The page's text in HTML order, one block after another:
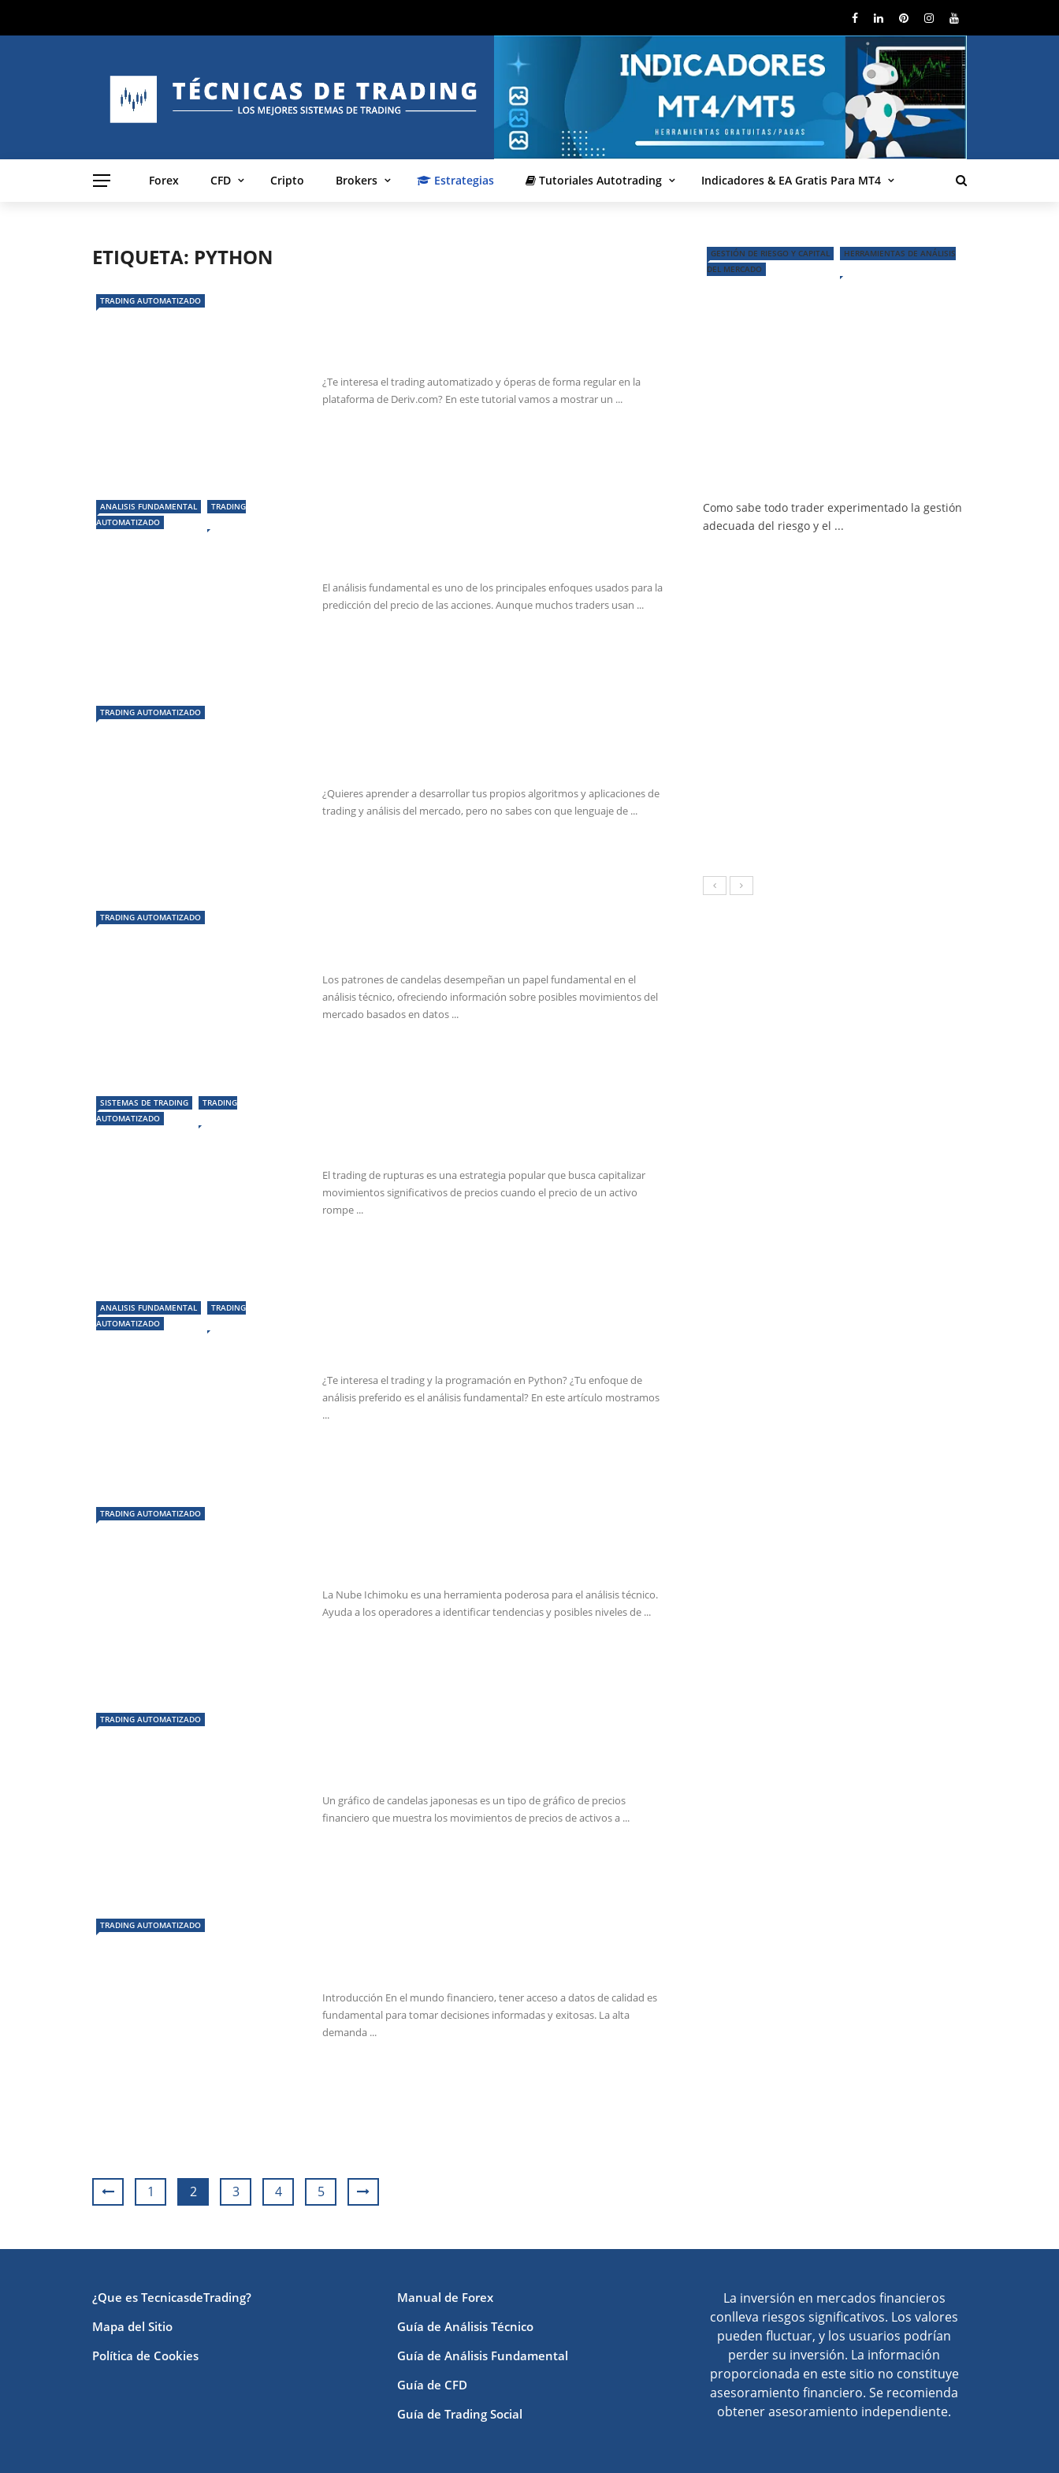
Forex CFD Cripto Brokers Estrategias Tutoriales Autotrading Indicadores & EA Gratis Para MT4
ETIQUETA: PYTHON
TRADING AUTOMATIZADO
¿Te interesa el trading automatizado y óperas de forma regular en la
plataforma de Deriv.com? En este tutorial vamos a mostrar un ...
ANALISIS FUNDAMENTAL
TRADING
AUTOMATIZADO
El análisis fundamental es uno de los principales enfoques usados para la
predicción del precio de las acciones. Aunque muchos traders usan ...
TRADING AUTOMATIZADO
¿Quieres aprender a desarrollar tus propios algoritmos y aplicaciones de
trading y análisis del mercado, pero no sabes con que lenguaje de ...
TRADING AUTOMATIZADO
Los patrones de candelas desempeñan un papel fundamental en el
análisis técnico, ofreciendo información sobre posibles movimientos del
mercado basados en datos ...
SISTEMAS DE TRADING
TRADING
AUTOMATIZADO
El trading de rupturas es una estrategia popular que busca capitalizar
movimientos significativos de precios cuando el precio de un activo
rompe ...
ANALISIS FUNDAMENTAL
TRADING
AUTOMATIZADO
¿Te interesa el trading y la programación en Python? ¿Tu enfoque de
análisis preferido es el análisis fundamental? En este artículo mostramos
...
TRADING AUTOMATIZADO
La Nube Ichimoku es una herramienta poderosa para el análisis técnico.
Ayuda a los operadores a identificar tendencias y posibles niveles de ...
TRADING AUTOMATIZADO
Un gráfico de candelas japonesas es un tipo de gráfico de precios
financiero que muestra los movimientos de precios de activos a ...
TRADING AUTOMATIZADO
Introducción En el mundo financiero, tener acceso a datos de calidad es
fundamental para tomar decisiones informadas y exitosas. La alta
demanda ...
1 2 3 4 5
GESTIÓN DE RIESGO Y CAPITAL
HERRAMIENTAS DE ANÁLISIS
DEL MERCADO
Como sabe todo trader experimentado la gestión
adecuada del riesgo y el ...
¿Que es TecnicasdeTrading?
Mapa del Sitio
Política de Cookies
Manual de Forex
Guía de Análisis Técnico
Guía de Análisis Fundamental
Guía de CFD
Guía de Trading Social
La inversión en mercados financieros
conlleva riesgos significativos. Los valores
pueden fluctuar, y los usuarios podrían
perder su inversión. La información
proporcionada en este sitio no constituye
asesoramiento financiero. Se recomienda
obtener asesoramiento independiente.